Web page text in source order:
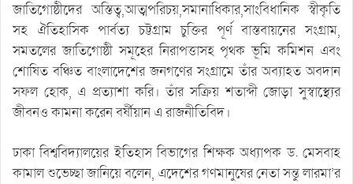
জাতিগোষ্ঠীদের অস্তিত্ব,আত্মপরিচয়,সমানাধিকার,সাংবিধানিক স্বীকৃতি
সহ ঐতিহাসিক পার্বত্য চট্টগ্রাম চুক্তির পূর্ণ বাস্তবায়নের সংগ্রাম,
সমতলের জাতিগোষ্ঠী সমূহের নিরাপত্তাসহ পৃথক ভূমি কমিশন এবং
শোষিত বঞ্চিত বাংলাদেশের জনগণের সংগ্রামে তাঁর অব্যাহত অবদান
সফল হোক, এ প্রত্যাশা করি। তাঁর সক্রিয় শতাব্দী জোড়া সুস্বাস্থ্যের
জীবনও কামনা করেন বর্ষীয়ান এ রাজনীতিবিদ।
ঢাকা বিশ্ববিদ্যালয়ের ইতিহাস বিভাগের শিক্ষক অধ্যাপক ড. মেসবাহ
কামাল শুভেচ্ছা জানিয়ে বলেন, এদেশের গণমানুষের নেতা সন্তু লারমা’র